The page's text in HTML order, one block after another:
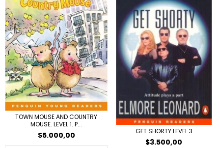
TOWN MOUSE AND COUNTRY
MOUSE. LEVEL 1. P...
$5.000,00 GET SHORTY LEVEL 3
$3.500,00